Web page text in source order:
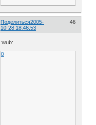
Поделиться 46
2005-
10-28 18:46:53
:wub:
0